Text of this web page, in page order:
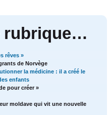
rubrique…
rêves »
de Norvège
la médicine : il a créé le
enfants
pour créer »
moldave qui vit une nouvelle